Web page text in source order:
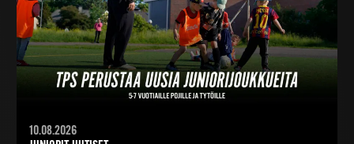
10.08.2026